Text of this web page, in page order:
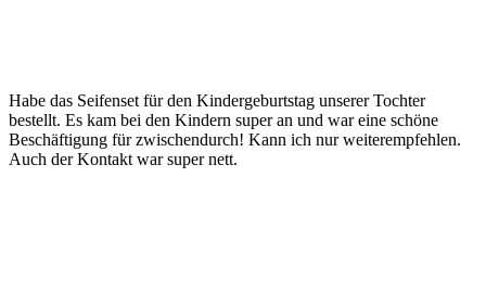
Habe das Seifenset für den Kindergeburtstag unserer Tochter
bestellt. Es kam bei den Kindern super an und war eine schöne
Beschäftigung für zwischendurch! Kann ich nur weiterempfehlen.
Auch der Kontakt war super nett.